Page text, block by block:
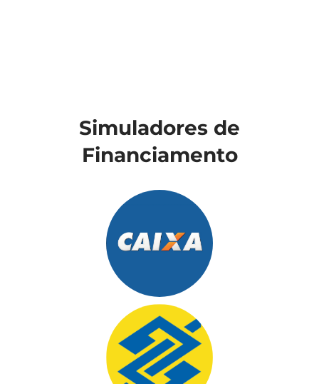
Simuladores de
Financiamento